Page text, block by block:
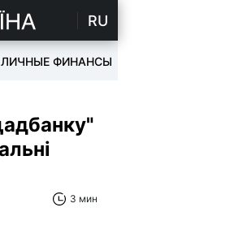
RU
ЛИЧНЫЕ ФИНАНСЫ
3 мин